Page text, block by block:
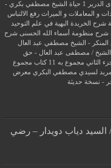
1
حياة الشيخ مصطفي بكري -
و المعاملات و الميراث رفع الالتباس
شرح الخريدة البهية في علم التوحيد
شرح منظومة أسماء الله الحسنى شرح
- الشيخ مصطفي عبد العال
/ مصطفى عبد العال - حق
الثاني مجموع به 11 كتاب
مجموع
لسيدي مصطفي البكري معرض
- نسخة حديثة
/ السيد دياب دويدار – رضي